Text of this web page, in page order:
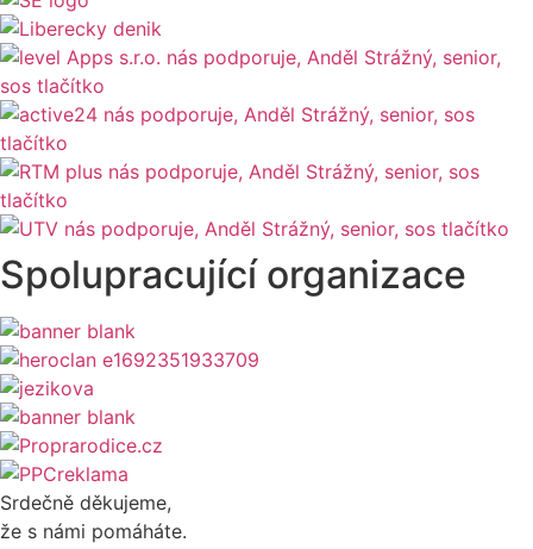
Spolupracující organizace
Srdečně děkujeme,
že s námi pomáháte.